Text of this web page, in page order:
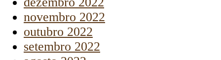
novembro 2022
outubro 2022
setembro 2022